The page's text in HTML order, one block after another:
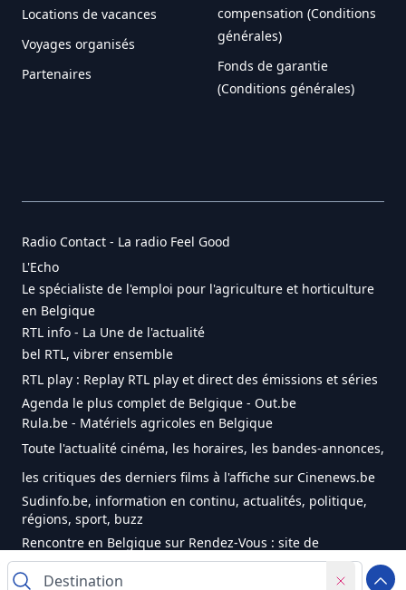
Locations de vacances
Voyages organisés
Partenaires
compensation (Conditions
générales)
Fonds de garantie
(Conditions générales)
Radio Contact - La radio Feel Good
L'Echo
Le spécialiste de l'emploi pour l'agriculture et horticulture
en Belgique
RTL info - La Une de l'actualité
bel RTL, vibrer ensemble
RTL play : Replay RTL play et direct des émissions et séries
Agenda le plus complet de Belgique - Out.be
Rula.be - Matériels agricoles en Belgique
Toute l'actualité cinéma, les horaires, les bandes-annonces,
les critiques des derniers films à l'affiche sur Cinenews.be
Sudinfo.be, information en continu, actualités, politique,
régions, sport, buzz
Rencontre en Belgique sur Rendez-Vous : site de
rencontres pour célibataires